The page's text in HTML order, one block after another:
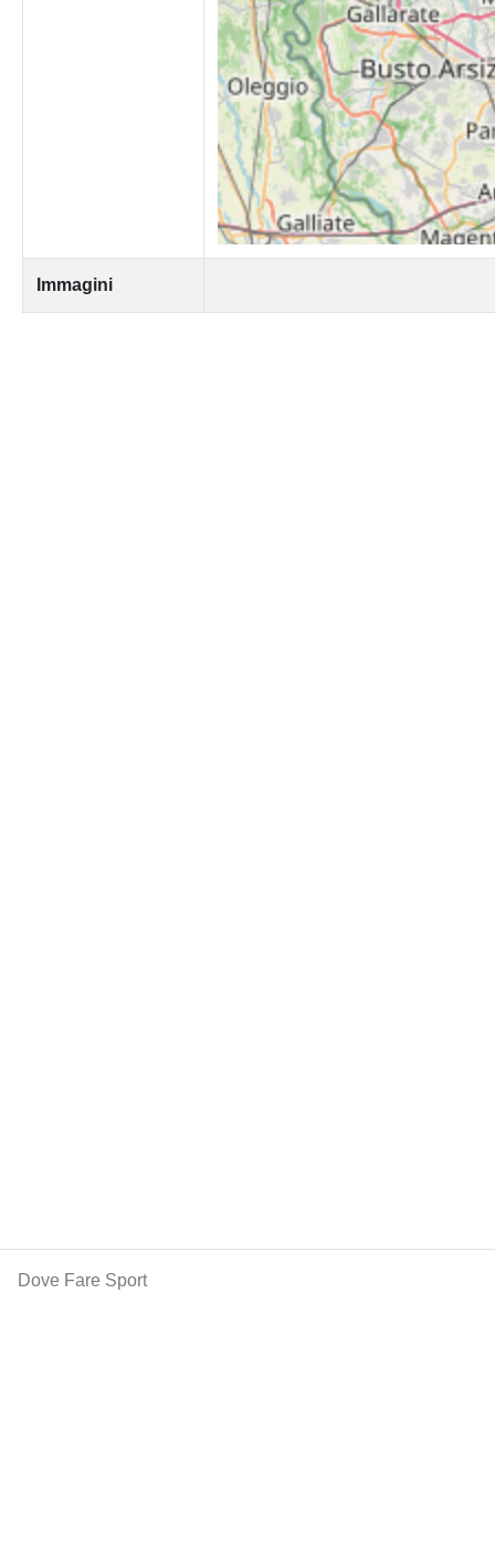
Immagini
Dove Fare Sport